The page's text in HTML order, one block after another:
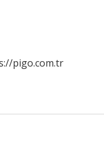
pigo.com.tr